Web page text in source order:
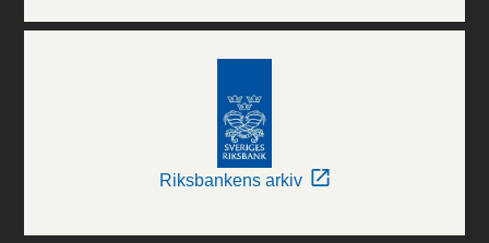
Riksbankens arkiv